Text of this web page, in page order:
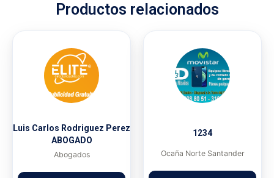
Productos relacionados
Luis Carlos Rodriguez Perez
ABOGADO
Abogados
1234
Ocaña Norte Santander